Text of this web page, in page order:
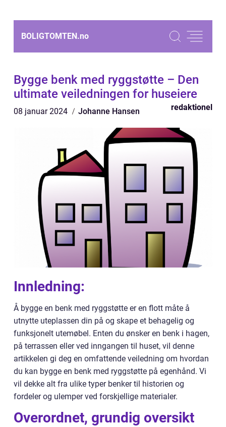
BOLIGTOMTEN.no
Bygge benk med ryggstøtte – Den
ultimate veiledningen for huseiere
08 januar 2024 Johanne Hansen redaktionel
Innledning:
Å bygge en benk med ryggstøtte er en flott måte å
utnytte uteplassen din på og skape et behagelig og
funksjonelt utemøbel. Enten du ønsker en benk i hagen,
på terrassen eller ved inngangen til huset, vil denne
artikkelen gi deg en omfattende veiledning om hvordan
du kan bygge en benk med ryggstøtte på egenhånd. Vi
vil dekke alt fra ulike typer benker til historien og
fordeler og ulemper ved forskjellige materialer.
Overordnet, grundig oversikt